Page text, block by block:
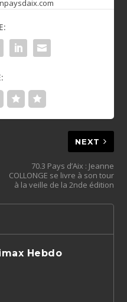
NEXT
70.3 Pays d’Aix : Jeanne
COLLONGE se livre à son tour
à la veille de la 2nde édition
Hebdo